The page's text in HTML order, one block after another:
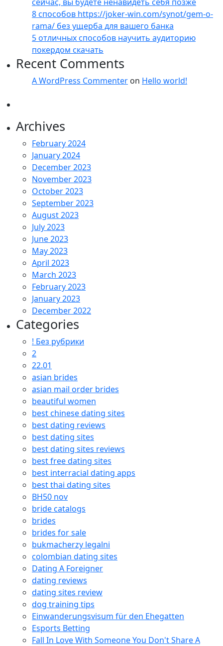
8 способов https://joker-win.com/synot/gem-o-
rama/ без ущерба для вашего банка
5 отличных способов научить аудиторию
покердом скачать
Recent Comments
A WordPress Commenter on Hello world!
Archives
February 2024
January 2024
December 2023
November 2023
October 2023
September 2023
August 2023
July 2023
June 2023
May 2023
April 2023
March 2023
February 2023
January 2023
December 2022
Categories
! Без рубрики
2
22.01
asian brides
asian mail order brides
beautiful women
best chinese dating sites
best dating reviews
best dating sites
best dating sites reviews
best free dating sites
best interracial dating apps
best thai dating sites
BH50 nov
bride catalogs
brides
brides for sale
bukmacherzy legalni
colombian dating sites
Dating A Foreigner
dating reviews
dating sites review
dog training tips
Einwanderungsvisum für den Ehegatten
Esports Betting
Fall In Love With Someone You Don't Share A